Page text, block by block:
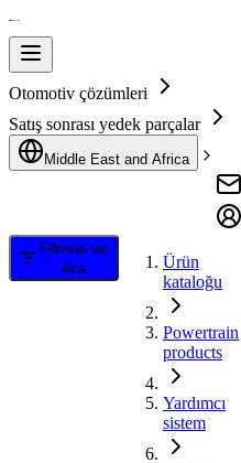
Otomotiv çözümleri
Satış sonrası yedek parçalar
Middle East and Africa
Filtrele ve
Ara
Ürün
kataloğu
Powertrain
products
Yardımcı
sistem